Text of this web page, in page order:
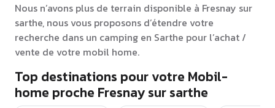
Nous n’avons plus de terrain disponible à Fresnay sur
sarthe, nous vous proposons d’étendre votre
recherche dans un camping en Sarthe pour l’achat /
vente de votre mobil home.
Top destinations pour votre Mobil-
home proche Fresnay sur sarthe